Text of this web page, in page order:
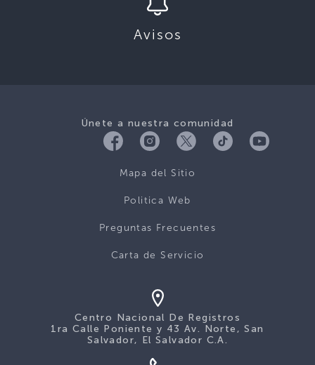
Avisos
Únete a nuestra comunidad
Mapa del Sitio
Politica Web
Preguntas Frecuentes
Carta de Servicio
Centro Nacional De Registros
1ra Calle Poniente y 43 Av. Norte, San
Salvador, El Salvador C.A.